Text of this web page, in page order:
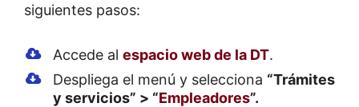
siguientes pasos:
Accede al espacio web de la DT.
Despliega el menú y selecciona “Trámites
y servicios” > “Empleadores”.